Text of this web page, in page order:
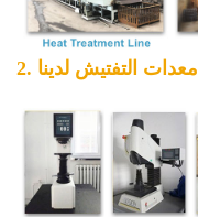
2. معدات التفتيش لدينا